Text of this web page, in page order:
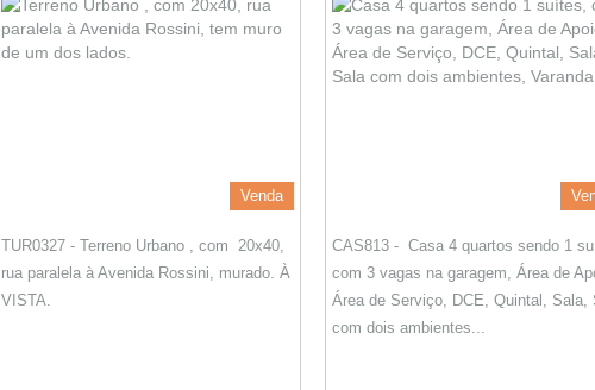
Venda
TUR0327 - Terreno Urbano , com 20x40,
rua paralela à Avenida Rossini, murado. À
VISTA.
CAS813 - Casa 4 quartos sendo 1
com 3 vagas na garagem, Área de
Área de Serviço, DCE, Quintal, Sala,
com dois ambientes...